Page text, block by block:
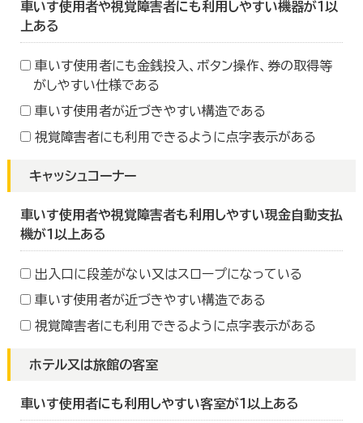
車いす使用者や視覚障害者にも利用しやすい機器が１以
上ある
車いす使用者にも金銭投入、ボタン操作、券の取得等
がしやすい仕様である
車いす使用者が近づきやすい構造である
視覚障害者にも利用できるように点字表示がある
キャッシュコーナー
車いす使用者や視覚障害者も利用しやすい現金自動支払
機が１以上ある
出入口に段差がない又はスロープになっている
車いす使用者が近づきやすい構造である
視覚障害者にも利用できるように点字表示がある
ホテル又は旅館の客室
車いす使用者にも利用しやすい客室が１以上ある